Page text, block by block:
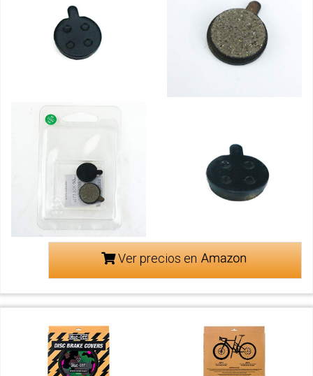
Ver precios en